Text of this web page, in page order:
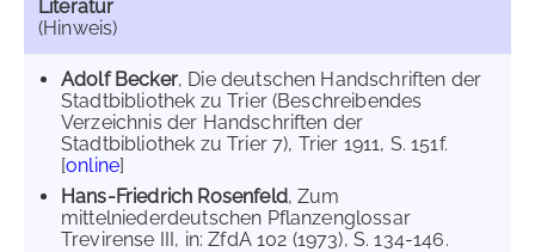
Literatur
(Hinweis)
Adolf Becker, Die deutschen Handschriften der
Stadtbibliothek zu Trier (Beschreibendes
Verzeichnis der Handschriften der
Stadtbibliothek zu Trier 7), Trier 1911, S. 151f.
[online]
Hans-Friedrich Rosenfeld, Zum
mittelniederdeutschen Pflanzenglossar
Trevirense III, in: ZfdA 102 (1973), S. 134-146.